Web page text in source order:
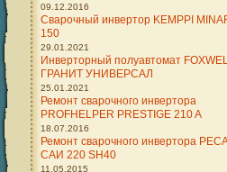
09.12.2016
Сварочный инвертор KEMPPI
150
29.01.2021
Инверторный полуавтомат
ГРАНИТ УНИВЕРСАЛ
25.01.2021
Ремонт сварочного инвертора
PROFHELPER PRESTIGE 210 A
18.07.2016
Ремонт сварочного инвертора
САИ 220 SH40
11.05.2015